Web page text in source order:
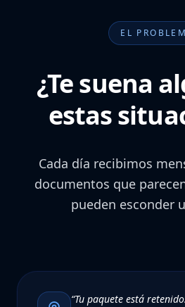
EL
¿Te suena
estas
Cada día recibimos
documentos que
pueden esconder
“Tu paquete está